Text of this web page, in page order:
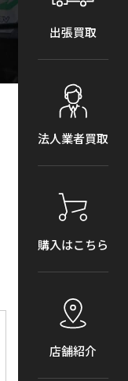
出張買取
法人業者買取
購入はこちら
店舗紹介